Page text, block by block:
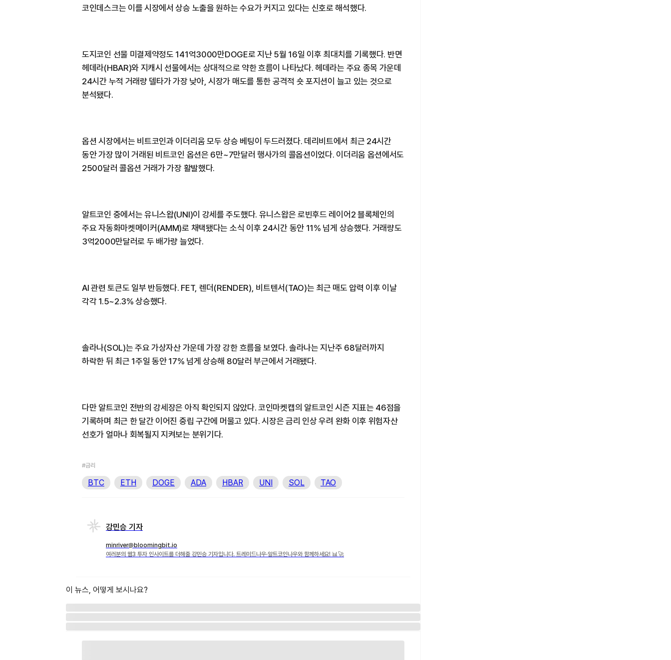
코인데스크는 이를 시장에서 상승 노출을 원하는 수요가 커지고 있다는 신호로 해석했다.
도지코인 선물 미결제약정도 141억3000만DOGE로 지난 5월 16일 이후 최대치를 기록했다. 반면
헤데라(HBAR)와 지캐시 선물에서는 상대적으로 약한 흐름이 나타났다. 헤데라는 주요 종목 가운데
24시간 누적 거래량 델타가 가장 낮아, 시장가 매도를 통한 공격적 숏 포지션이 늘고 있는 것으로
분석됐다.
옵션 시장에서는 비트코인과 이더리움 모두 상승 베팅이 두드러졌다. 데리비트에서 최근 24시간
동안 가장 많이 거래된 비트코인 옵션은 6만~7만달러 행사가의 콜옵션이었다. 이더리움 옵션에서도
2500달러 콜옵션 거래가 가장 활발했다.
알트코인 중에서는 유니스왑(UNI)이 강세를 주도했다. 유니스왑은 로빈후드 레이어2 블록체인의
주요 자동화마켓메이커(AMM)로 채택됐다는 소식 이후 24시간 동안 11% 넘게 상승했다. 거래량도
3억2000만달러로 두 배가량 늘었다.
AI 관련 토큰도 일부 반등했다. FET, 렌더(RENDER), 비트텐서(TAO)는 최근 매도 압력 이후 이날
각각 1.5~2.3% 상승했다.
솔라나(SOL)는 주요 가상자산 가운데 가장 강한 흐름을 보였다. 솔라나는 지난주 68달러까지
하락한 뒤 최근 1주일 동안 17% 넘게 상승해 80달러 부근에서 거래됐다.
다만 알트코인 전반의 강세장은 아직 확인되지 않았다. 코인마켓캡의 알트코인 시즌 지표는 46점을
기록하며 최근 한 달간 이어진 중립 구간에 머물고 있다. 시장은 금리 인상 우려 완화 이후 위험자산
선호가 얼마나 회복될지 지켜보는 분위기다.
#금리
BTC ETH DOGE ADA HBAR UNI SOL TAO
강민승 기자
minriver@bloomingbit.io
여러분의 웹3 투자 인사이트를 더해줄 강민승 기자입니다. 트레이드나우·알트코인나우와 함께하세요! 📊🚀
이 뉴스, 어떻게 보시나요?